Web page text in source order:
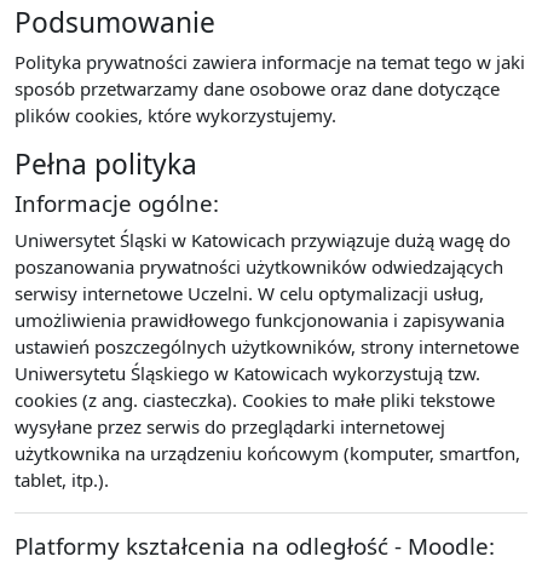
Podsumowanie
Polityka prywatności zawiera informacje na temat tego w jaki
sposób przetwarzamy dane osobowe oraz dane dotyczące
plików cookies, które wykorzystujemy.
Pełna polityka
Informacje ogólne:
Uniwersytet Śląski w Katowicach przywiązuje dużą wagę do
poszanowania prywatności użytkowników odwiedzających
serwisy internetowe Uczelni. W celu optymalizacji usług,
umożliwienia prawidłowego funkcjonowania i zapisywania
ustawień poszczególnych użytkowników, strony internetowe
Uniwersytetu Śląskiego w Katowicach wykorzystują tzw.
cookies (z ang. ciasteczka). Cookies to małe pliki tekstowe
wysyłane przez serwis do przeglądarki internetowej
użytkownika na urządzeniu końcowym (komputer, smartfon,
tablet, itp.).
Platformy kształcenia na odległość - Moodle: